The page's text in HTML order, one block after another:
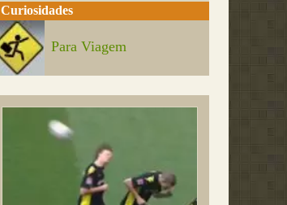
Curiosidades
Para Viagem